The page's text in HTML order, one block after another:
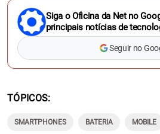
Siga o Oficina da Net no
principais notícias de
Seguir no
TÓPICOS
SMARTPHONES BATERIA MOBILE